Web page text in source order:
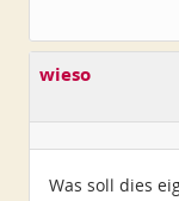
wieso
Was soll dies